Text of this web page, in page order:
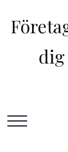
content
TOGGLE